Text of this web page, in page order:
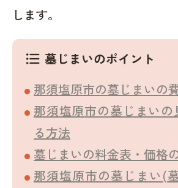
します。
format_list_bulleted 墓じまいのポイント
那須塩原市の墓じまいの
那須塩原市の墓じまい
る方法
墓じまいの料金表・価格
那須塩原市の墓じまい(